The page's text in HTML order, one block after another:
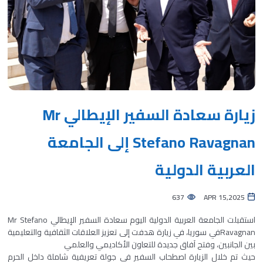
زيارة سعادة السفير الإيطالي Mr
Stefano Ravagnan إلى الجامعة
العربية الدولية
APR 15,2025
637
استقبلت الجامعة العربية الدولية اليوم سعادة السفير الإيطالي Mr Stefano
Ravagnanفي سوريا، في زيارة هدفت إلى تعزيز العلاقات الثقافية والتعليمية
بين الجانبين، وفتح آفاق جديدة للتعاون الأكاديمي والعلمي
حيث تم خلال الزيارة اصطحاب السفير في جولة تعريفية شاملة داخل الحرم